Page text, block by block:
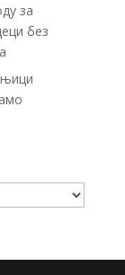
за
без